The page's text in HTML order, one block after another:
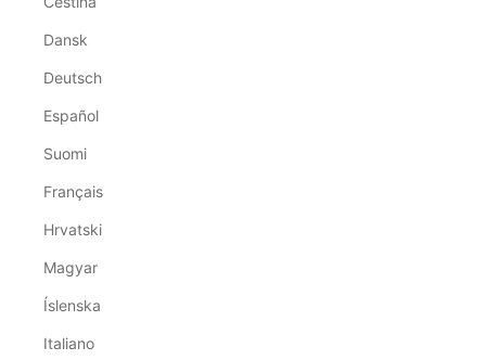
Dansk
Deutsch
Español
Suomi
Français
Hrvatski
Magyar
Íslenska
Italiano